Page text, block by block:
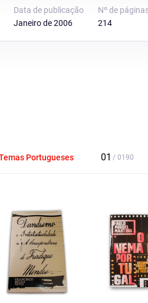
Data de publicação
Janeiro de 2006
Nº de
214
Portugueses